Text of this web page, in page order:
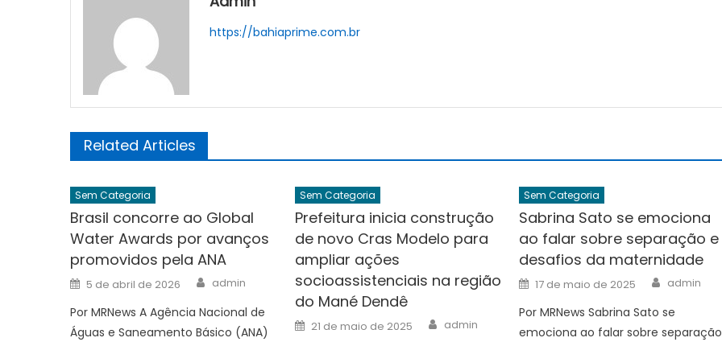
https://bahiaprime.com.br
Related Articles
Sem Categoria
Brasil concorre ao Global
Water Awards por avanços
promovidos pela ANA
Posted
on
5 de abril de 2026 Author
admin
Por MRNews A Agência Nacional de
Águas e Saneamento Básico (ANA)
Sem Categoria
Prefeitura inicia construção
de novo Cras Modelo para
ampliar ações
socioassistenciais na região
do Mané Dendê
Posted
on
21 de maio de 2025 Author
admin
Sem Categoria
Sabrina Sato se emociona
ao falar sobre separação e
desafios da maternidade
Posted
on
17 de maio de 2025 Author
admin
Por MRNews Sabrina Sato se
emociona ao falar sobre separação